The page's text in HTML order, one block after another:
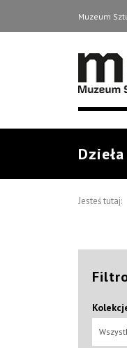
Muzeum
Dzieła
Jesteś tutaj: